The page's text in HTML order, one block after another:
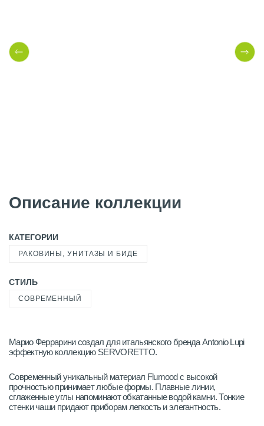
Описание коллекции
КАТЕГОРИИ
РАКОВИНЫ, УНИТАЗЫ И БИДЕ
СТИЛЬ
СОВРЕМЕННЫЙ
Марио Феррарини создал для итальянского бренда Antonio Lupi
эффектную коллекцию SERVORETTO.
Современный уникальный материал Flumood с высокой
прочностью принимает любые формы. Плавные линии,
сглаженные углы напоминают обкатанные водой камни. Тонкие
стенки чаши придают приборам легкость и элегантность.